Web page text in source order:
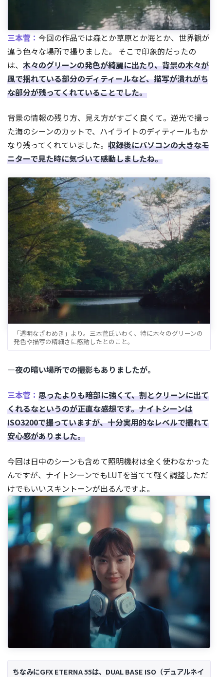
三本菅： 今回の作品では森とか草原とか海とか、世界観が
違う色々な場所で撮りました。 そこで印象的だったの
は、 木々のグリーンの発色が綺麗に出たり、背景の木々が
風で揺れている部分のディティールなど、描写が潰れがち
な部分が残ってくれていることでした。
背景の情報の残り方、見え方がすごく良くて。逆光で撮っ
た海のシーンのカットで、ハイライトのディティールもか
なり残ってくれていました。 収録後にパソコンの大きなモ
ニターで見た時に気づいて感動しましたね。
「透明なざわめき」より。三本菅氏いわく、特に木々のグリーンの
発色や描写の精細さに感動したとのこと。
―夜の暗い場所での撮影もありましたが。
三本菅： 思ったよりも暗部に強くて、割とクリーンに出て
くれるなというのが正直な感想です。ナイトシーンは
ISO3200で撮っていますが、十分実用的なレベルで撮れて
安心感がありました。
今回は日中のシーンも含めて照明機材は全く使わなかった
んですが、ナイトシーンでもLUTを当てて軽く調整しただ
けでもいいスキントーンが出るんですよ。
ちなみにGFX ETERNA 55は、DUAL BASE ISO（デュアルネイ